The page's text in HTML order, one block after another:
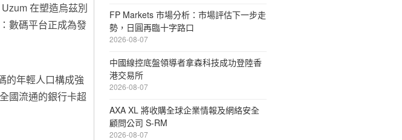
在塑造烏茲別
數碼平台正成為發
的年輕人口構成強
國流通的銀行卡超
FP Markets 市場分析：市場評估下一步走
勢，日圓再臨十字路口
2026-08-07
中國線控底盤領導者拿森科技成功登陸香
港交易所
2026-08-07
AXA XL 將收購全球企業情報及網絡安全
顧問公司 S-RM
2026-08-07